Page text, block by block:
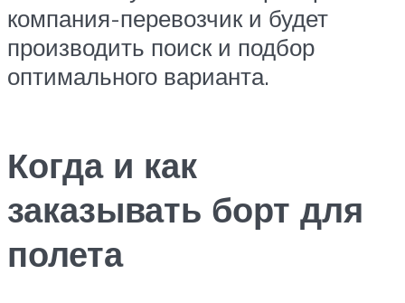
компания-перевозчик и будет
производить поиск и подбор
оптимального варианта.
Когда и как
заказывать борт для
полета